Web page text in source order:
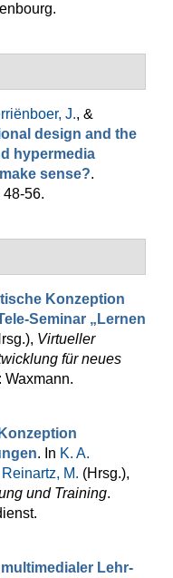
J., &
design and the
hypermedia
sense?.
48-56.
Konzeption
Seminar „Lernen
, Virtueller
für neues
Waxmann.
. In K. A.
Reinartz, M. (Hrsg.),
und Training.
Lehr-